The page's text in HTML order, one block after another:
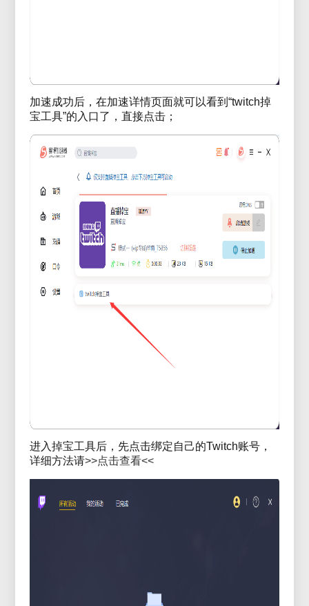
加速成功后，在加速详情页面就可以看到“twitch掉
宝工具”的入口了，直接点击；
进入掉宝工具后，先点击绑定自己的Twitch账号，
详细方法请>>点击查看<<